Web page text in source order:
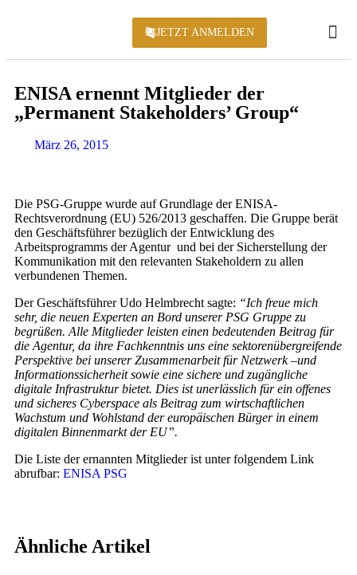
JETZT ANMELDEN
ENISA ernennt Mitglieder der
„Permanent Stakeholders’ Group“
März 26, 2015
Die PSG-Gruppe wurde auf Grundlage der ENISA-
Rechtsverordnung (EU) 526/2013 geschaffen. Die Gruppe berät
den Geschäftsführer bezüglich der Entwicklung des
Arbeitsprogramms der Agentur und bei der Sicherstellung der
Kommunikation mit den relevanten Stakeholdern zu allen
verbundenen Themen.
Der Geschäftsführer Udo Helmbrecht sagte: “Ich freue mich
sehr, die neuen Experten an Bord unserer PSG Gruppe zu
begrüßen. Alle Mitglieder leisten einen bedeutenden Beitrag für
die Agentur, da ihre Fachkenntnis uns eine sektorenübergreifende
Perspektive bei unserer Zusammenarbeit für Netzwerk –und
Informationssicherheit sowie eine sichere und zugängliche
digitale Infrastruktur bietet. Dies ist unerlässlich für ein offenes
und sicheres Cyberspace als Beitrag zum wirtschaftlichen
Wachstum und Wohlstand der europäischen Bürger in einem
digitalen Binnenmarkt der EU”.
Die Liste der ernannten Mitglieder ist unter folgendem Link
abrufbar: ENISA PSG
Ähnliche Artikel